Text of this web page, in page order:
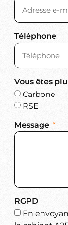
Téléphone
Vous êtes
Carbone
RSE
Message
RGPD
En